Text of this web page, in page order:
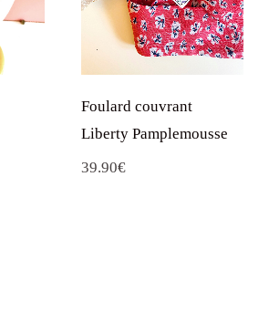
Foulard couvrant
Liberty Pamplemousse
39.90€